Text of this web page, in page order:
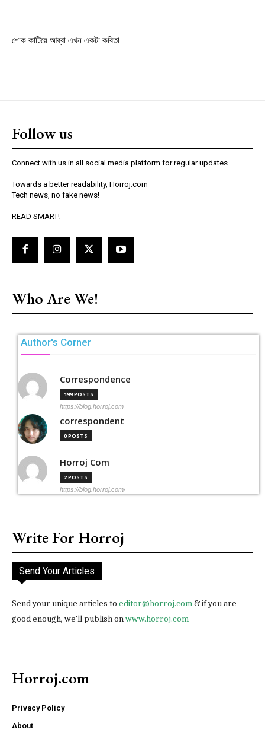
Praesent euismod ac
শোক কাটিয়ে আব্বা এখন একটা কবিতা
Follow us
Connect with us in all social media platform for regular updates.
Towards a better readability, Horroj.com
Tech news, no fake news!
READ SMART!
Who Are We!
Author's Corner
Correspondence
199 POSTS
https://blog.horroj.com
correspondent
0 POSTS
Horroj Com
2 POSTS
https://blog.horroj.com/
Write For Horroj
Send Your Articles
Send your unique articles to editor@horroj.com& if you are
good enough, we'll publish onwww.horroj.com
Horroj.com
Privacy Policy
About